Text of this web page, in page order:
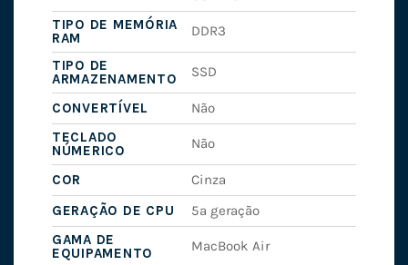
TIPO DE MEMÓRIA
RAM
DDR3
TIPO DE
ARMAZENAMENTO
SSD
CONVERTÍVEL
Não
TECLADO
NÚMERICO
Não
COR
Cinza
GERAÇÃO DE CPU
5ª geração
GAMA DE
EQUIPAMENTO
MacBook Air